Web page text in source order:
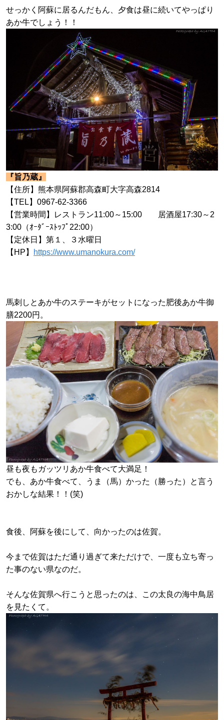
せっかく阿蘇に居るんだもん、夕食は昼に続いてやっぱり
あか牛でしょう！！
『旨乃蔵』
【住所】熊本県阿蘇郡高森町大字高森2814
【TEL】0967-62-3366
【営業時間】レストラン11:00～15:00 居酒屋17:30～2
3:00（ｵｰﾀﾞｰｽﾄｯﾌﾟ22:00）
【定休日】第１、３水曜日
【HP】
https://www.umanokura.com/
馬刺しとあか牛のステーキがセットになった肥後あか牛御
膳2200円。
昼も夜もガッツリあか牛食べて大満足！
でも、あか牛食べて、うま（馬）かった（勝った）と言う
おかしな結果！！(笑)
食後、阿蘇を後にして、向かったのは佐賀。
今まで佐賀はただ通り過ぎて来ただけで、一度も立ち寄っ
た事のない県なのだ。
そんな佐賀県へ行こうと思ったのは、
この太良の海中鳥居
を見たくて。